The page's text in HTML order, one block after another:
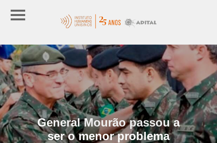
General Mourão passou a
ser o menor problema